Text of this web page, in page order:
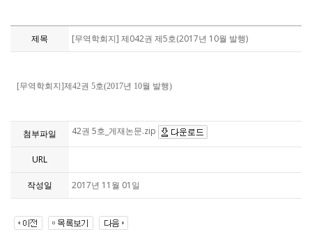
제목 [무역학회지] 제042권 제5호(2017년 10월 발행)
[무역학회지]제42권 5호(2017년 10월 발행)
첨부파일 42권 5호_게재논문.zip
URL
작성일 2017년 11월 01일